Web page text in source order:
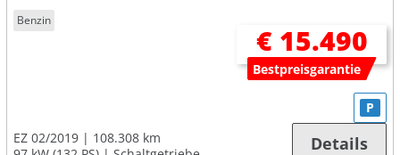
Benzin
€ 15.490
Bestpreisgarantie
EZ 02/2019
108.308 km
P
Details